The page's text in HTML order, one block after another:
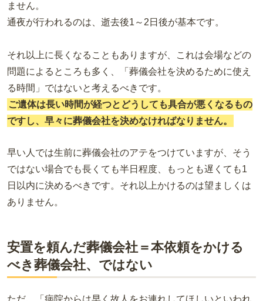
ません。
通夜が行われるのは、逝去後1～2日後が基本です。
それ以上に長くなることもありますが、これは会場などの
問題によるところも多く、「葬儀会社を決めるために使え
る時間」ではないと考えるべきです。
ご遺体は長い時間が経つとどうしても具合が悪くなるもの
ですし、早々に葬儀会社を決めなければなりません。
早い人では生前に葬儀会社のアテをつけていますが、そう
ではない場合でも長くても半日程度、もっとも遅くても1
日以内に決めるべきです。 それ以上かけるのは望ましくは
ありません。
安置を頼んだ葬儀会社＝本依頼をかける
べき葬儀会社、ではない
ただ、「病院からは早く故人をお連れしてほしいといわれ